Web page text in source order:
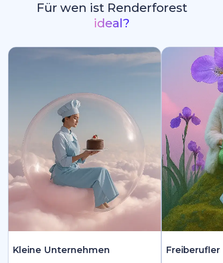
Für wen ist Renderforest
ideal?
Kleine Unternehmen Freiberufler